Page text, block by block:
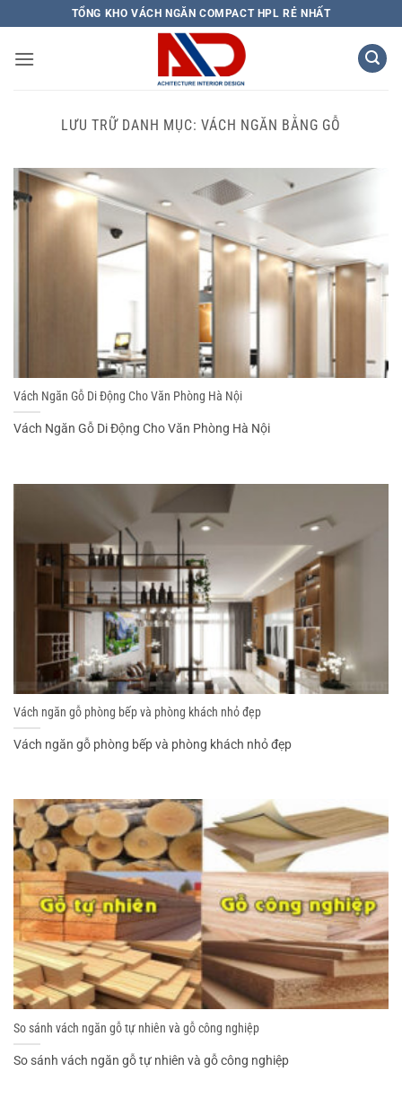
qua
nội
TỔNG KHO VÁCH NGĂN COMPACT HPL RẺ NHẤT
LƯU TRỮ DANH MỤC:VÁCH NGĂN BẰNG GỖ
Vách Ngăn Gỗ Di Động Cho Văn Phòng Hà Nội
Vách Ngăn Gỗ Di Động Cho Văn Phòng Hà Nội
Vách ngăn gỗ phòng bếp và phòng khách nhỏ đẹp
Vách ngăn gỗ phòng bếp và phòng khách nhỏ đẹp
So sánh vách ngăn gỗ tự nhiên và gỗ công nghiệp
So sánh vách ngăn gỗ tự nhiên và gỗ công nghiệp